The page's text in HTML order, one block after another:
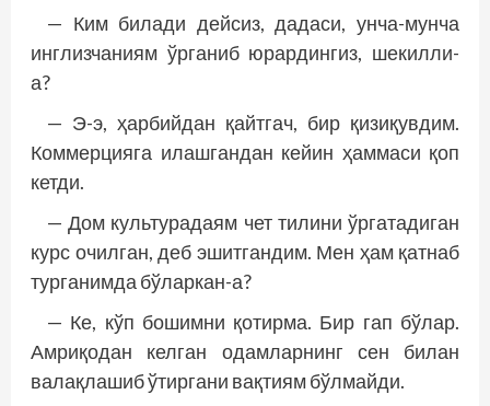
— Ким билади дейсиз, дадаси, унча-мунча
инглизчаниям ўрганиб юрардингиз, шекилли-
а?
— Э-э, ҳарбийдан қайтгач, бир қизиқувдим.
Коммерцияга илашгандан кейин ҳаммаси қоп
кетди.
— Дом культурадаям чет тилини ўргатадиган
курс очилган, деб эшитгандим. Мен ҳам қатнаб
турганимда бўларкан-а?
— Ке, кўп бошимни қотирма. Бир гап бўлар.
Амриқодан келган одамларнинг сен билан
валақлашиб ўтиргани вақтиям бўлмайди.